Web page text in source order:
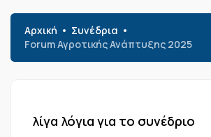
Αρχική
Συνέδρια
Forum Αγροτικής Ανάπτυξης 2025
λίγα λόγια για το συνέδριο